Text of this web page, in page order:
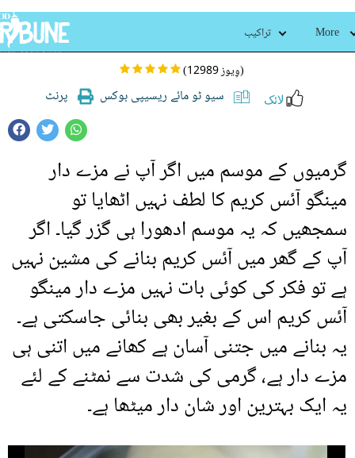
تراکیب More
(12989 وِیوز)
پرنٹ سیو ٹو مائے ریسیپی بوکس لائک
گرمیوں کے موسم میں اگر آپ نے مزے دار
مینگو آئس کریم کا لطف نہیں اٹھایا تو
سمجھیں کہ یہ موسم ادھورا ہی گزر گیا۔ اگر
آپ کے گھر میں آئس کریم بنانے کی مشین نہیں
ہے تو فکر کی کوئی بات نہیں مزے دار مینگو
آئس کریم اس کے بغیر بھی بنائی جاسکتی ہے۔
یہ بنانے میں جتنی آسان ہے کھانے میں اتنی ہی
مزے دار ہے، گرمی کی شدت سے نمٹنے کے لئے
یہ ایک بہترین اور شان دار میٹھا ہے۔